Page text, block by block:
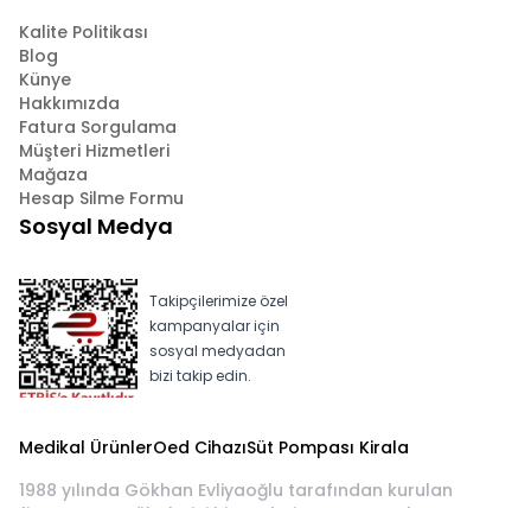
Kalite Politikası
Blog
Künye
Hakkımızda
Fatura Sorgulama
Müşteri Hizmetleri
Mağaza
Hesap Silme Formu
Sosyal Medya
Takipçilerimize özel
kampanyalar için
sosyal medyadan
bizi takip edin.
Medikal ÜrünlerOed CihazıSüt Pompası Kirala
1988 yılında Gökhan Evliyaoğlu tarafından kurulan